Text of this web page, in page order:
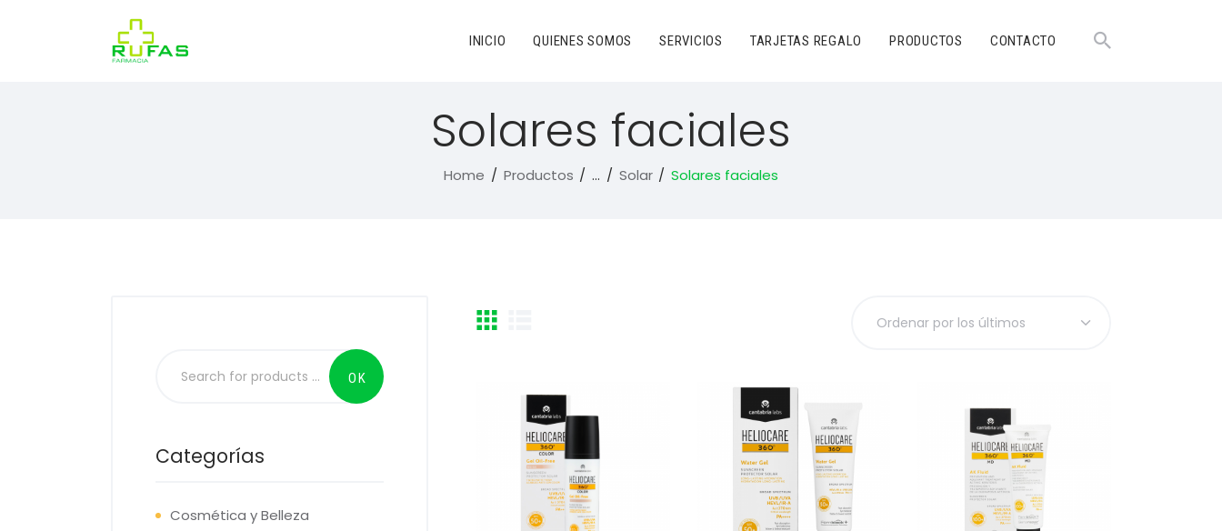
INICIO QUIENES SOMOS SERVICIOS TARJETAS REGALO PRODUCTOS CONTACTO
Solares faciales
Home Productos ... Solar Solares faciales
Categorías
Cosmética y Belleza